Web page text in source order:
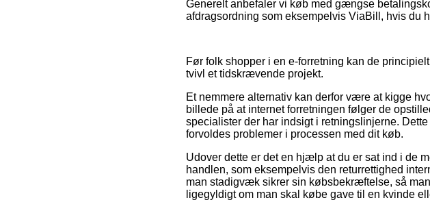
Generelt anbefaler vi køb med gængse
afdragsordning som eksempelvis ViaBill, hvis du
Før folk shopper i en e-forretning kan de
tvivl et tidskrævende projekt.
Et nemmere alternativ kan derfor være at kigge
billede på at internet forretningen følger de
specialister der har indsigt i retningslinjerne.
forvoldes problemer i processen med dit køb.
Udover dette er det en hjælp at du er sat ind i de
handlen, som eksempelvis den returrettighed
man stadigvæk sikrer sin købsbekræftelse, så
ligegyldigt om man skal købe gave til en kvinde